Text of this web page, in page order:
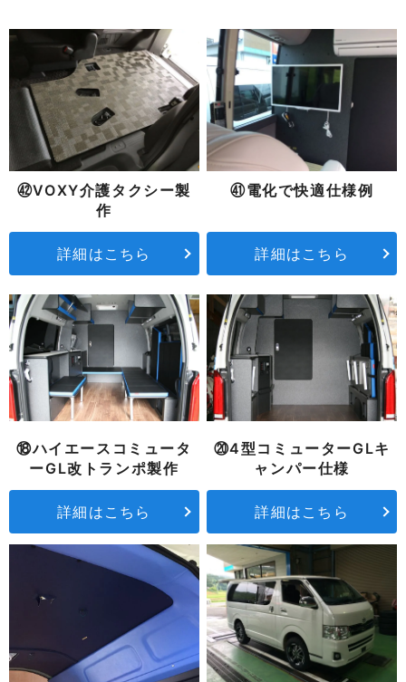
㊷VOXY介護タクシー製
作
詳細はこちら
㊶電化で快適仕様例
詳細はこちら
⑱ハイエースコミュータ
ーGL改トランポ製作
詳細はこちら
⑳4型コミューターGLキ
ャンパー仕様
詳細はこちら